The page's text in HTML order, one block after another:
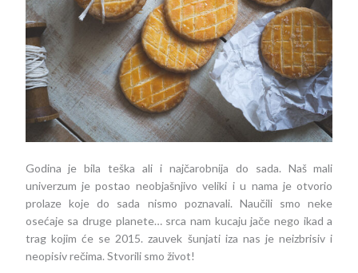
Godina je bila teška ali i najčarobnija do sada. Naš mali
univerzum je postao neobjašnjivo veliki i u nama je otvorio
prolaze koje do sada nismo poznavali. Naučili smo neke
osećaje sa druge planete… srca nam kucaju jače nego ikad a
trag kojim će se 2015. zauvek šunjati iza nas je neizbrisiv i
neopisiv rečima. Stvorili smo život!